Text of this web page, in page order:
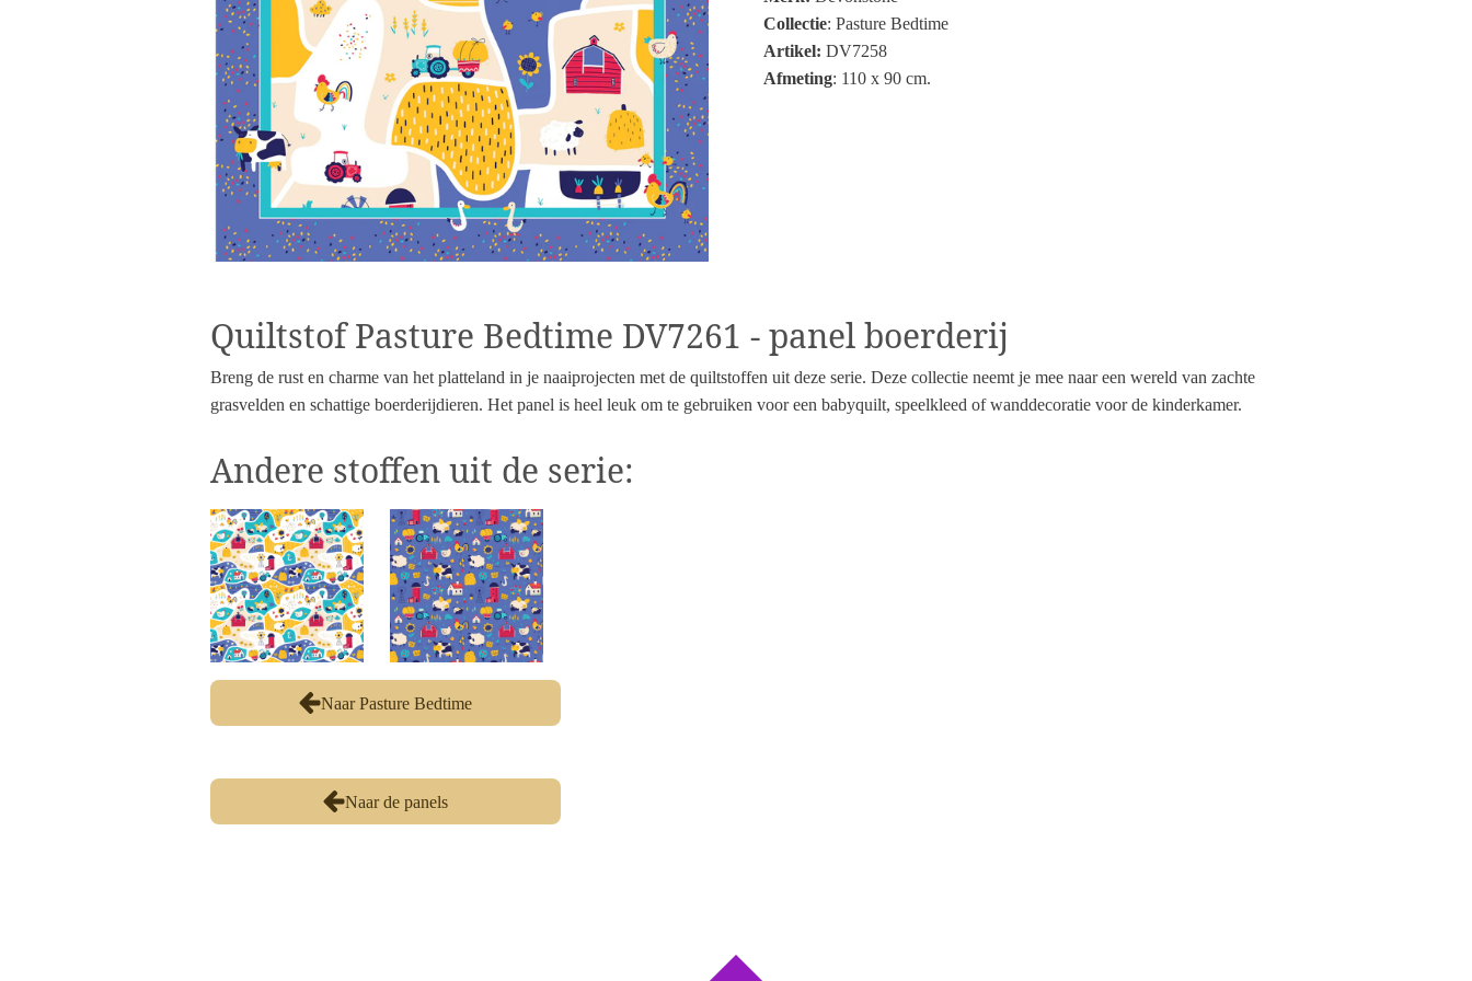
Collectie: Pasture Bedtime
Artikel: DV7258
Afmeting: 110 x 90 cm.
Quiltstof Pasture Bedtime DV7261 - panel boerderij
Breng de rust en charme van het platteland in je naaiprojecten met de quiltstoffen uit deze serie. Deze collectie neemt je mee naar een wereld van zachte
grasvelden en schattige boerderijdieren. Het panel is heel leuk om te gebruiken voor een babyquilt, speelkleed of wanddecoratie voor de kinderkamer.
Andere stoffen uit de serie:
Naar Pasture Bedtime
Naar de panels